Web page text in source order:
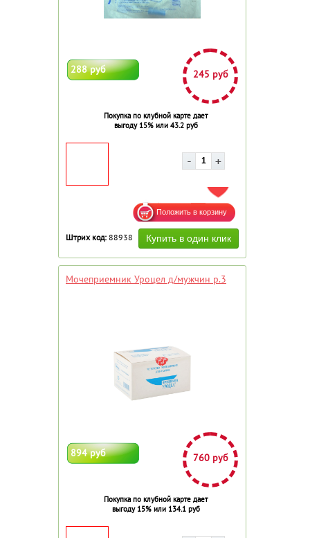
288 руб 245 руб
Покупка по клубной карте дает
выгоду 15% или 43.2 руб
ДОБАВИТЬ В ИЗБРАННОЕ
Штрих код: 88938
Мочеприемник Уроцел д/мужчин р.3
894 руб 760 руб
Покупка по клубной карте дает
выгоду 15% или 134.1 руб